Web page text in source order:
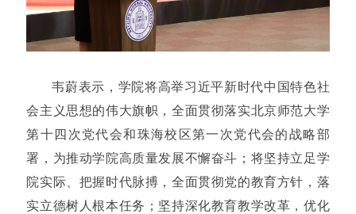
韦蔚表示，学院将高举习近平新时代中国特色社
会主义思想的伟大旗帜，全面贯彻落实北京师范大学
第十四次党代会和珠海校区第一次党代会的战略部
署，为推动学院高质量发展不懈奋斗；将坚持立足学
院实际、把握时代脉搏，全面贯彻党的教育方针，落
实立德树人根本任务；坚持深化教育教学改革，优化